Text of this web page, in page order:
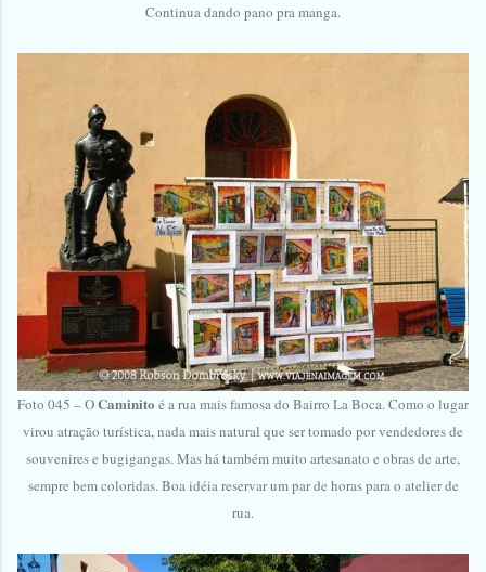
Continua dando pano pra manga.
Foto 045 – OCaminito é a rua mais famosa do Bairro La Boca. Como o lugar
virou atração turística, nada mais natural que ser tomado por vendedores de
souvenires e bugigangas. Mas há também muito artesanato e obras de arte,
sempre bem coloridas. Boa idéia reservar um par de horas para o atelier de
rua.